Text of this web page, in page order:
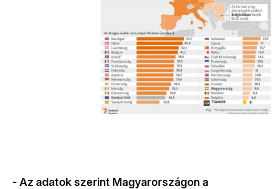
- Az adatok szerint Magyarországon a